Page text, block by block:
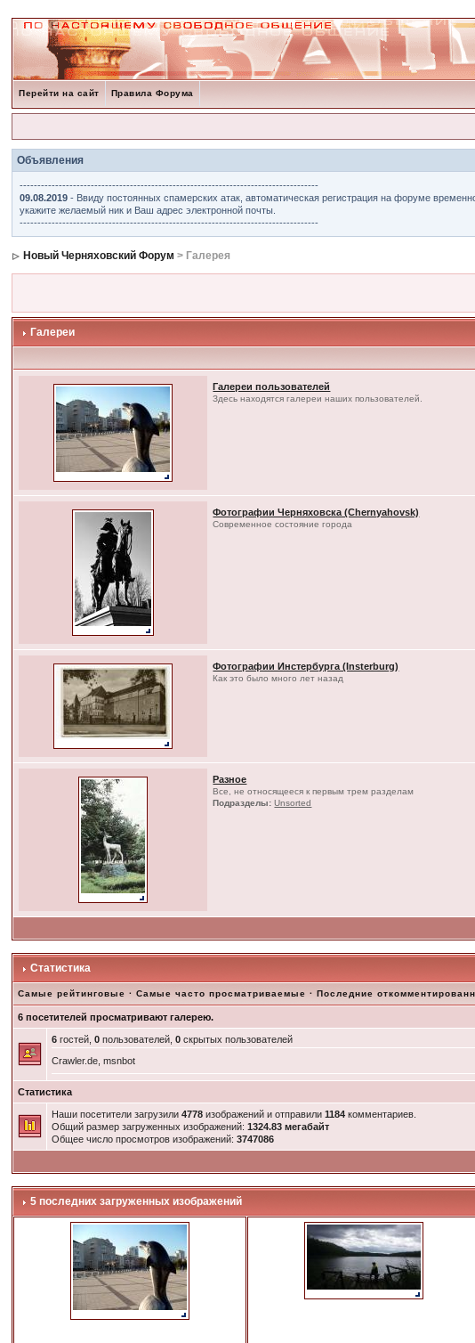
Перейти на сайт Правила Форума
Объявления
------------------------------------------------------------------------------------
09.08.2019 - Ввиду постоянных спамерских атак, автоматическая регистрация на форуме
укажите желаемый ник и Ваш адрес электронной почты.
------------------------------------------------------------------------------------
Новый Черняховский Форум > Галерея
Галереи
Галереи пользователей
Здесь находятся галереи наших пользователей.
Фотографии Черняховска (Chernyahovsk)
Современное состояние города
Фотографии Инстербурга (Insterburg)
Как это было много лет назад
Разное
Все, не относящееся к первым трем разделам
Подразделы: Unsorted
Статистика
Самые рейтинговые ·Самые часто просматриваемые ·Последние
6 посетителей просматривают галерею.
6 гостей,0 пользователей,0 скрытых пользователей
Crawler.de, msnbot
Статистика
Наши посетители загрузили4778 изображений и отправили1184 комментариев.
Общий размер загруженных изображений:1324.83 мегабайт
Общее число просмотров изображений:3747086
5 последних загруженных изображений